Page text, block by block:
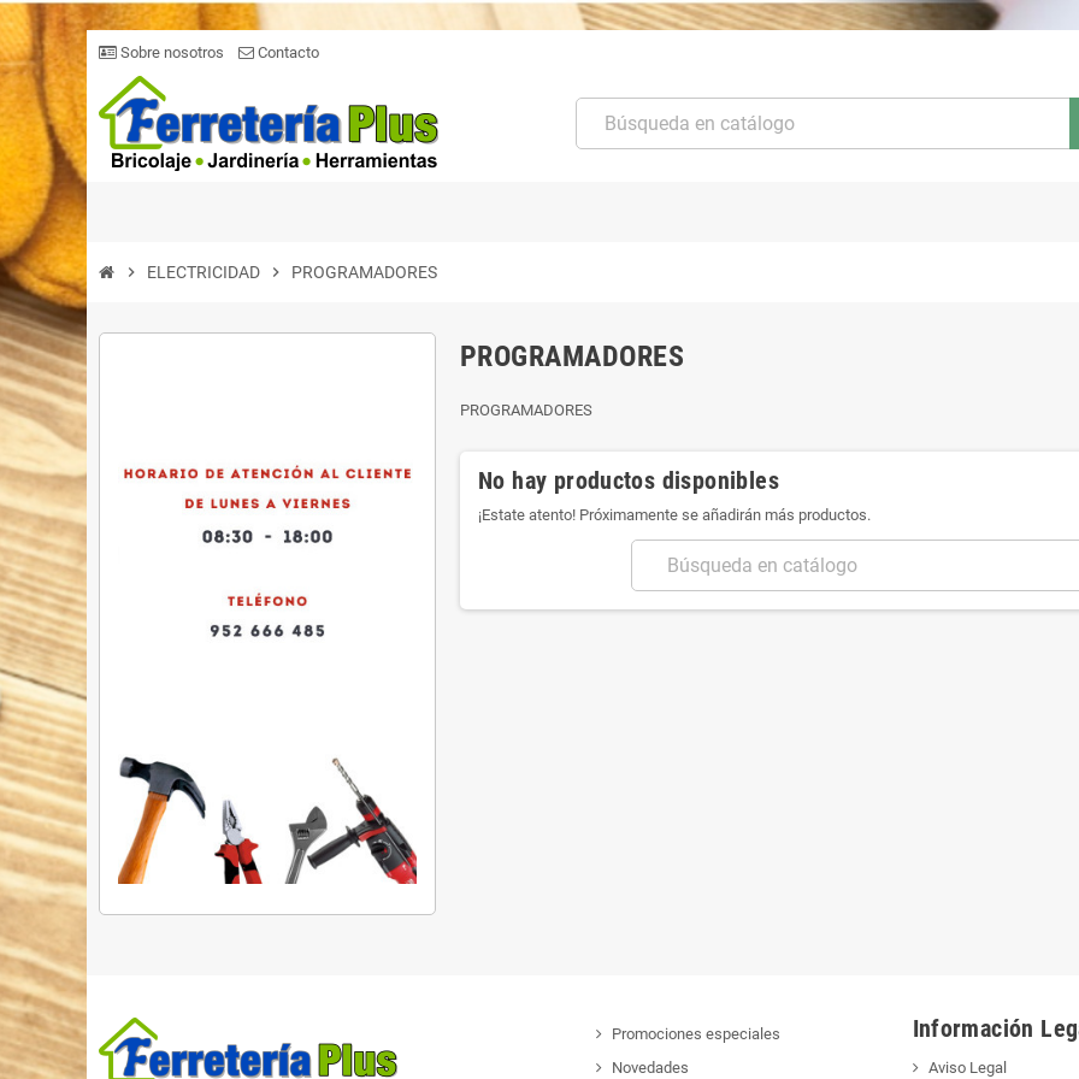
Sobre nosotros Contacto
chevron_right ELECTRICIDAD chevron_right PROGRAMADORES
PROGRAMADORES
PROGRAMADORES
No hay productos disponibles
¡Estate atento! Próximamente se añadirán más productos.
Promociones especiales
Novedades
Información
Aviso Legal